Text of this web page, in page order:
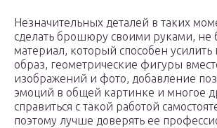
Незначительных деталей в таких
сделать брошюру своими руками, не
материал, который способен
образ, геометрические фигуры
изображений и фото, добавление
эмоций в общей картинке и многое
справиться с такой работой
поэтому лучше доверять ее